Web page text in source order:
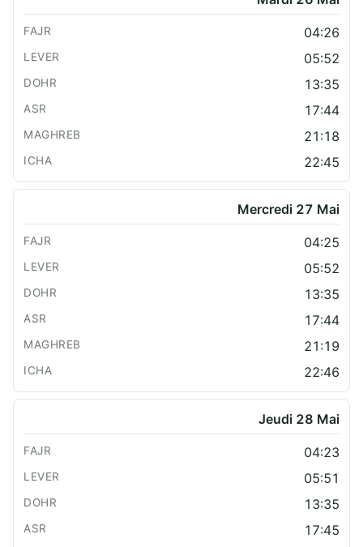
04:26
05:52
13:35
17:44
21:18
22:45
Mercredi 27 Mai
04:25
05:52
13:35
17:44
21:19
22:46
Jeudi 28 Mai
04:23
05:51
13:35
17:45